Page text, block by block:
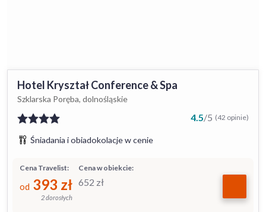
Hotel Kryształ Conference & Spa
Szklarska Poręba, dolnośląskie
4.5/5 (42 opinie)
Śniadania i obiadokolacje w cenie
Cena w obiekcie:
652 zł
Cena Travelist:
od 393 zł
2 dorosłych